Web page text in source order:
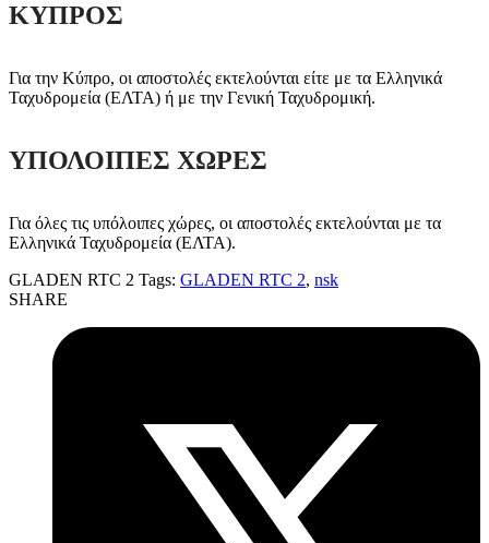
ΚΥΠΡΟΣ
Για την Κύπρο, οι αποστολές εκτελούνται είτε με τα Ελληνικά
Ταχυδρομεία (ΕΛΤΑ) ή με την Γενική Ταχυδρομική.
ΥΠΟΛΟΙΠΕΣ ΧΩΡΕΣ
Για όλες τις υπόλοιπες χώρες, οι αποστολές εκτελούνται με τα
Ελληνικά Ταχυδρομεία (ΕΛΤΑ).
GLADEN RTC 2 Tags: GLADEN RTC 2, nsk
SHARE